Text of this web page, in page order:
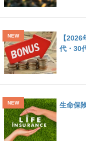
【
代・30
生命保